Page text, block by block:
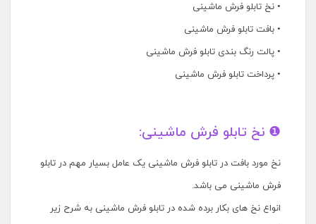
• نخ تابلو فرش ماشینی
• بافت تابلو فرش ماشینی
• پالت رنگ بندی تابلو فرش ماشینی
• پرداخت تابلو فرش ماشینی
❶ نخ تابلو فرش ماشینی:
نخ مورد بافت در تابلو فرش ماشینی یک عامل بسیار مهم در تابلو
فرش ماشینی می باشد.
انواع نخ های بکار برده شده در تابلو فرش ماشینی به شرح زیر